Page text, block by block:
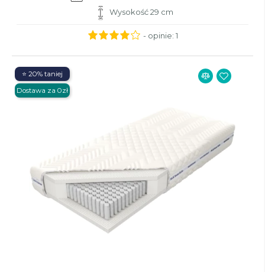
Wysokość 29 cm
- opinie: 1
⭐ 20% taniej
Dostawa za 0zł